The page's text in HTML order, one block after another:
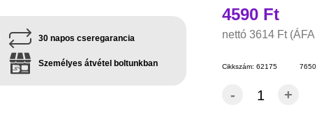
30 napos cseregarancia
Személyes átvétel boltunkban
4590 Ft
nettó 3614 Ft
Cikkszám: 62175 7650
- +